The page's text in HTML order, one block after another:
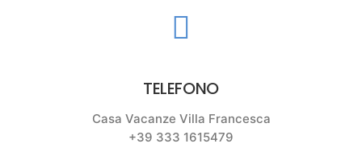
TELEFONO
Casa Vacanze Villa Francesca
+39 333 1615479